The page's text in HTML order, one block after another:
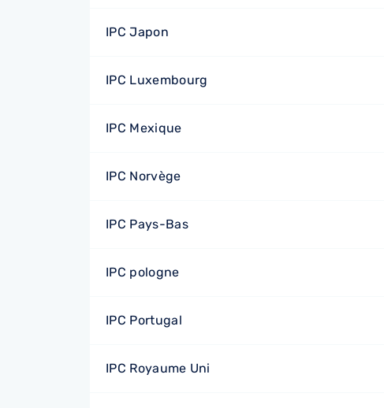
IPC Japon
IPC Luxembourg
IPC Mexique
IPC Norvège
IPC Pays-Bas
IPC pologne
IPC Portugal
IPC Royaume Uni